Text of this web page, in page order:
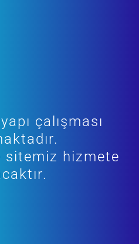
çalışması
sitemiz hizmete